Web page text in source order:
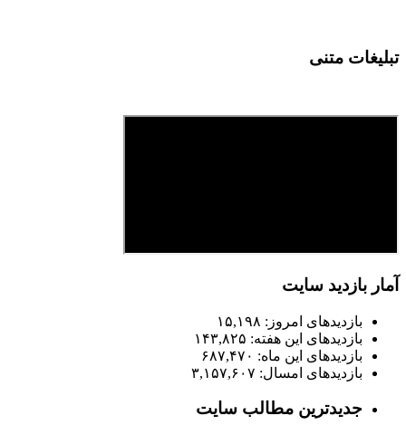
تبلیغات متنی
آمار بازدید سایت
بازدیدهای امروز: ۱۵,۱۹۸
بازدیدهای این هفته: ۱۴۳,۸۲۵
بازدیدهای این ماه: ۶۸۷,۴۷۰
بازدیدهای امسال: ۳,۱۵۷,۶۰۷
جدیدترین مطالب سایت